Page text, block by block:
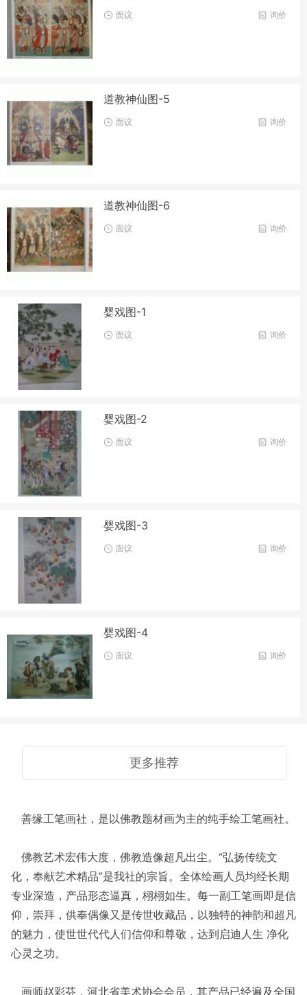
询价
面议
道教神仙图-5
询价
面议
道教神仙图-6
询价
面议
婴戏图-1
询价
面议
婴戏图-2
询价
面议
婴戏图-3
询价
面议
婴戏图-4
询价
面议
更多推荐
善缘工笔画社，是以佛教题材画为主的纯手绘工笔画社。
佛教艺术宏伟大度，佛教造像超凡出尘。“弘扬传统文
化，奉献艺术精品”是我社的宗旨。全体绘画人员均经长期
专业深造，产品形态逼真，栩栩如生。每一副工笔画即是信
仰，崇拜，供奉偶像又是传世收藏品，以独特的神韵和超凡
的魅力，使世世代代人们信仰和尊敬，达到启迪人生 净化
心灵之功。
画师赵彩芬，河北省美术协会会员，其产品已经遍及全国